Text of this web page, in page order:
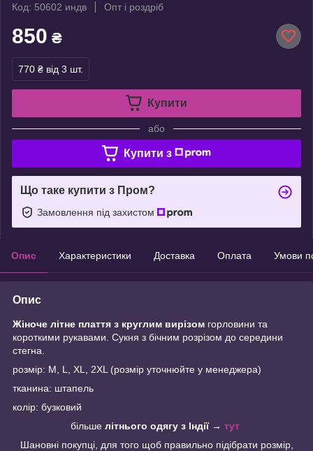
Код: 50602 индв
Опт і роздріб
850 ₴
770 ₴ від 3 шт.
Купити
або
Купити з
Що таке купити з Пром?
Замовлення під захистом
Опис Характеристики Доставка Оплата Умови
Опис
Жіноче літне плаття з круглим вирізом горловини та
короткими рукавами. Сукня з бічним розрізом до середини
стегна.
розмір: M, L, XL, 2XL (розмір уточнюйте у менеджера)
тканина: штапель
колір: бузковий
більше літнього одягу з Індії → тут
Шановні покупці, для того щоб правильно підібрати розмір,